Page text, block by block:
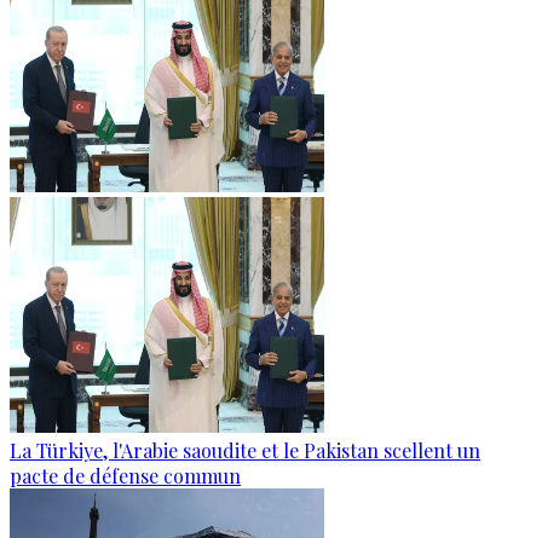
La Türkiye, l'Arabie saoudite et le Pakistan scellent un
pacte de défense commun